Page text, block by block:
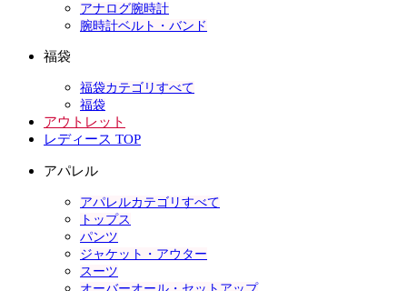
アナログ腕時計
腕時計ベルト・バンド
福袋
福袋カテゴリすべて
福袋
アウトレット
レディース TOP
アパレル
アパレルカテゴリすべて
トップス
パンツ
ジャケット・アウター
スーツ